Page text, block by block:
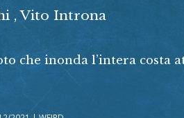
,Vito Introna
che inonda l’intera costa